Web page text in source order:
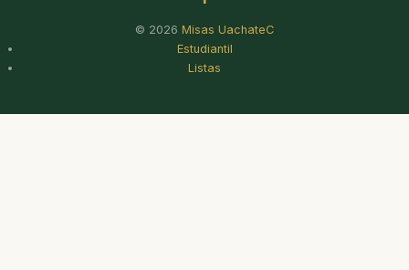
© 2026 Misas UachateC
Estudiantil
Listas